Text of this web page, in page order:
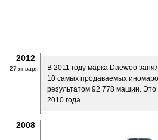
2012
27 января
В 2011 году марка Daewoo
10 самых продаваемых
результатом 92 778 машин.
2010 года.
2008